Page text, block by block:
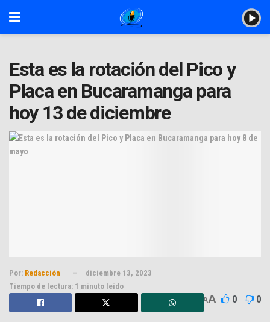
Esta es la rotación del Pico y
Placa en Bucaramanga para
hoy 13 de diciembre
Por: Redacción
diciembre 13, 2023
Tiempo de lectura: 1 minuto leído
AA 0 0